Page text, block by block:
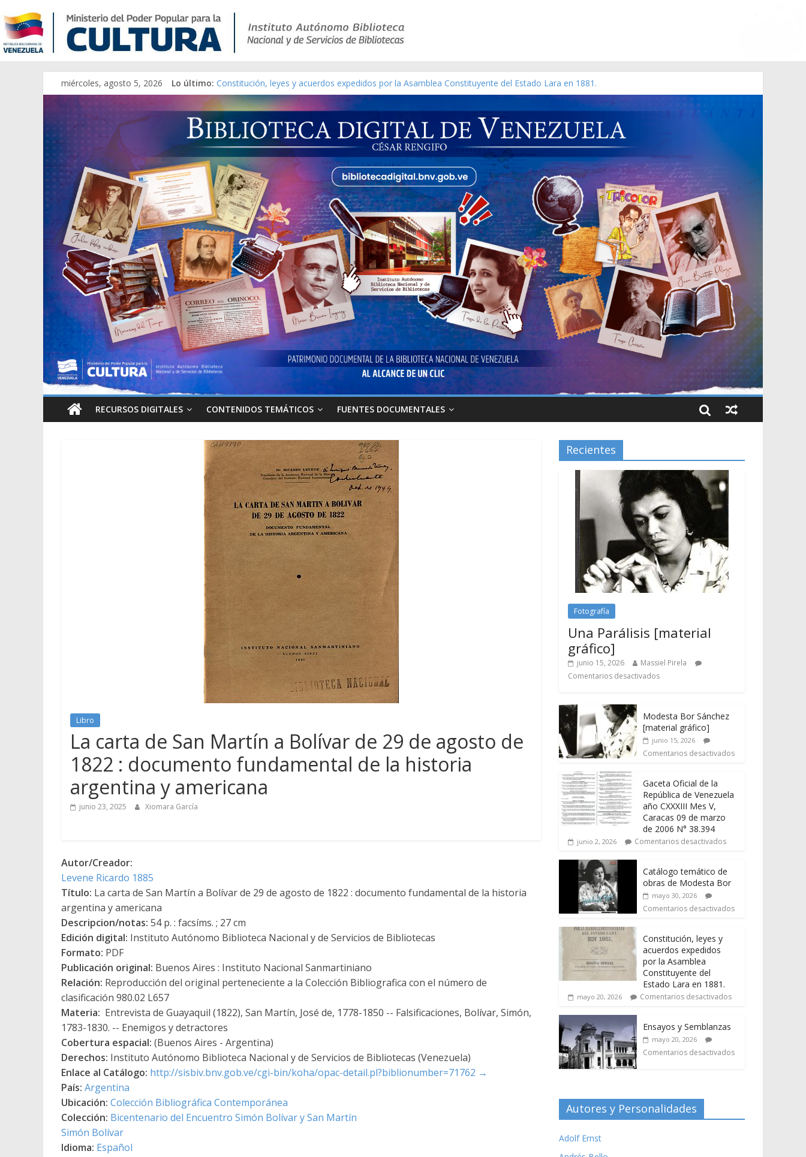
miércoles, agosto 5, 2026 Lo último: Constitución, leyes y acuerdos expedidos por la Asamblea Constituyente del Estado Lara en 1881.
Una Parálisis [material gráfico]
Modesta Bor Sánchez [material gráfico]
Gaceta Oficial de la República de Venezuela año CXXXIII Mes V, Caracas 09 de marzo de 2006 N° 38.394
Catálogo temático de obras de Modesta Bor
RECURSOS DIGITALES CONTENIDOS TEMÁTICOS FUENTES DOCUMENTALES
Libro
La carta de San Martín a Bolívar de 29 de agosto de
1822 : documento fundamental de la historia
argentina y americana
junio 23, 2025 Xiomara García
Autor/Creador:
Levene Ricardo 1885
Título: La carta de San Martín a Bolívar de 29 de agosto de 1822 : documento fundamental de la historia
argentina y americana
Descripcion/notas: 54 p. : facsíms. ; 27 cm
Edición digital: Instituto Autónomo Biblioteca Nacional y de Servicios de Bibliotecas
Formato: PDF
Publicación original: Buenos Aires : Instituto Nacional Sanmartiniano
Relación: Reproducción del original perteneciente a la Colección Bibliografica con el número de
clasificación 980.02 L657
Materia: Entrevista de Guayaquil (1822), San Martín, José de, 1778-1850 -- Falsificaciones, Bolívar, Simón,
1783-1830. -- Enemigos y detractores
Cobertura espacial: (Buenos Aires - Argentina)
Derechos: Instituto Autónomo Biblioteca Nacional y de Servicios de Bibliotecas (Venezuela)
Enlace al Catálogo: http://sisbiv.bnv.gob.ve/cgi-bin/koha/opac-detail.pl?biblionumber=71762 →
País: Argentina
Ubicación: Colección Bibliográfica Contemporánea
Colección: Bicentenario del Encuentro Simón Bolívar y San Martín
Simón Bolívar
Idioma: Español
Recientes
Fotografía
Una Parálisis [material
gráfico]
junio 15, 2026
Massiel Pirela
Comentarios desactivados
Modesta Bor Sánchez
[material gráfico]
junio 15, 2026
Comentarios desactivados
Gaceta Oficial de la
República de Venezuela
año CXXXIII Mes V,
Caracas 09 de marzo
de 2006 N° 38.394
junio 2, 2026 Comentarios desactivados
Catálogo temático de
obras de Modesta Bor
mayo 30, 2026
Comentarios desactivados
Constitución, leyes y
acuerdos expedidos
por la Asamblea
Constituyente del
Estado Lara en 1881.
mayo 20, 2026 Comentarios desactivados
Ensayos y Semblanzas
mayo 20, 2026
Comentarios desactivados
Autores y Personalidades
Adolf Ernst